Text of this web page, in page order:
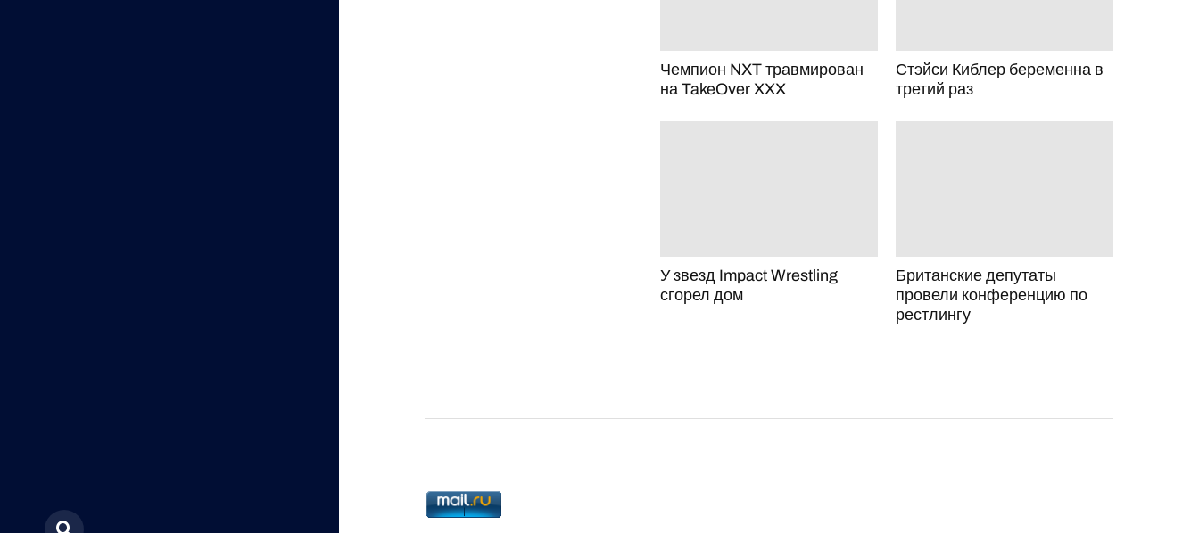
Чемпион NXT травмирован
на TakeOver XXX
Стэйси Киблер беременна в
третий раз
У звезд Impact Wrestling
сгорел дом
Британские депутаты
провели конференцию по
рестлингу